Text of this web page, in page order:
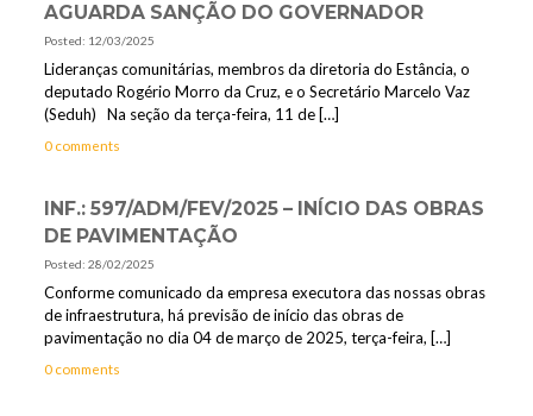
AGUARDA SANÇÃO DO GOVERNADOR
Posted: 12/03/2025
Lideranças comunitárias, membros da diretoria do Estância, o
deputado Rogério Morro da Cruz, e o Secretário Marcelo Vaz
(Seduh) Na seção da terça-feira, 11 de[…]
0 comments
INF.: 597/ADM/FEV/2025 – INÍCIO DAS OBRAS
DE PAVIMENTAÇÃO
Posted: 28/02/2025
Conforme comunicado da empresa executora das nossas obras
de infraestrutura, há previsão de início das obras de
pavimentação no dia 04 de março de 2025, terça-feira, […]
0 comments